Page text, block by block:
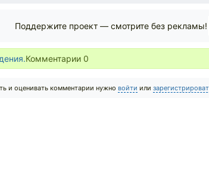
Поддержите проект — смотрите без рекламы!
Комментарии 0
и оценивать комментарии нужно войти или